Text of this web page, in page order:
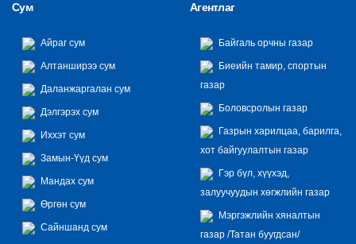
Сум
Айраг сум
Алтанширээ сум
Даланжаргалан сум
Дэлгэрэх сум
Иххэт сум
Замын-Үүд сум
Мандах сум
Өргөн сум
Сайншанд сум
Агентлаг
Байгаль орчны газар
Биеийн тамир, спортын
газар
Боловсролын газар
Газрын харилцаа, барилга,
хот байгуулалтын газар
Гэр бүл, хүүхэд,
залуучуудын хөгжлийн газар
Мэргэжлийн хяналтын
газар /Татан буугдсан/